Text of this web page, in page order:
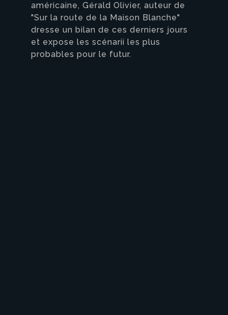
américaine, Gérald Olivier, auteur de
"Sur la route de la Maison Blanche"
dresse un bilan de ces derniers jours
et expose les scénarii les plus
probables pour le futur.